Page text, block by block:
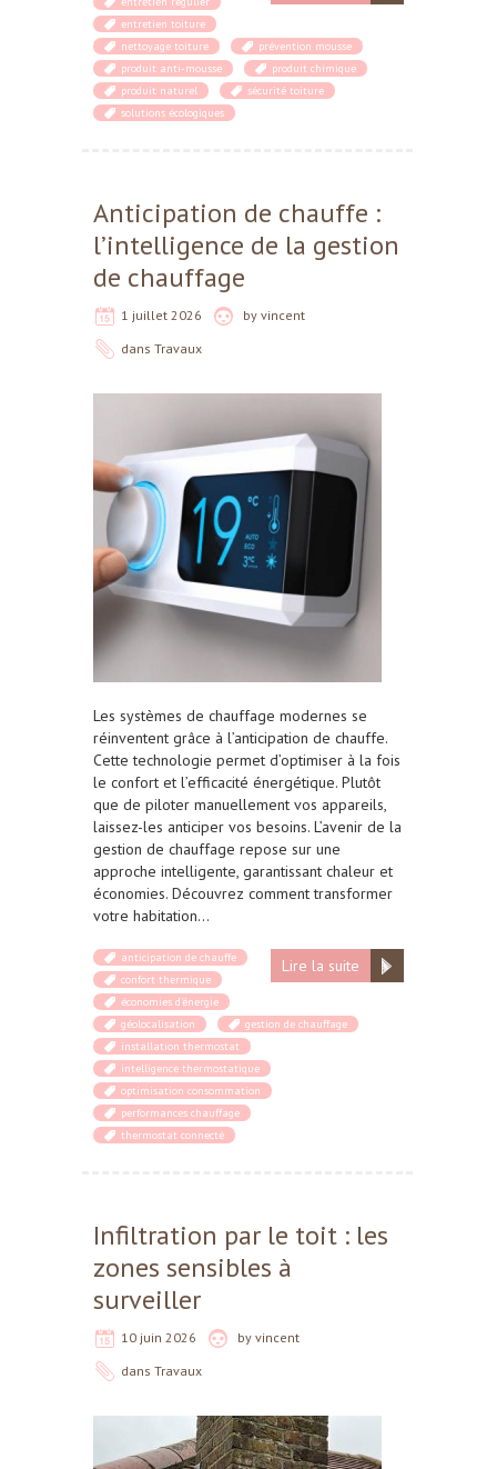
entretien toiture
nettoyage toiture
prévention mousse
produit anti-mousse
produit chimique
produit naturel
sécurité toiture
solutions écologiques
Anticipation de chauffe :
l’intelligence de la gestion
de chauffage
1 juillet 2026 by vincent
dans Travaux
Les systèmes de chauffage modernes se
réinventent grâce à l’anticipation de chauffe.
Cette technologie permet d’optimiser à la fois
le confort et l’efficacité énergétique. Plutôt
que de piloter manuellement vos appareils,
laissez-les anticiper vos besoins. L’avenir de la
gestion de chauffage repose sur une
approche intelligente, garantissant chaleur et
économies. Découvrez comment transformer
votre habitation…
Lire la suite
anticipation de chauffe
confort thermique
économies d'énergie
géolocalisation
gestion de chauffage
installation thermostat
intelligence thermostatique
optimisation consommation
performances chauffage
thermostat connecté
Infiltration par le toit : les
zones sensibles à
surveiller
10 juin 2026 by vincent
dans Travaux